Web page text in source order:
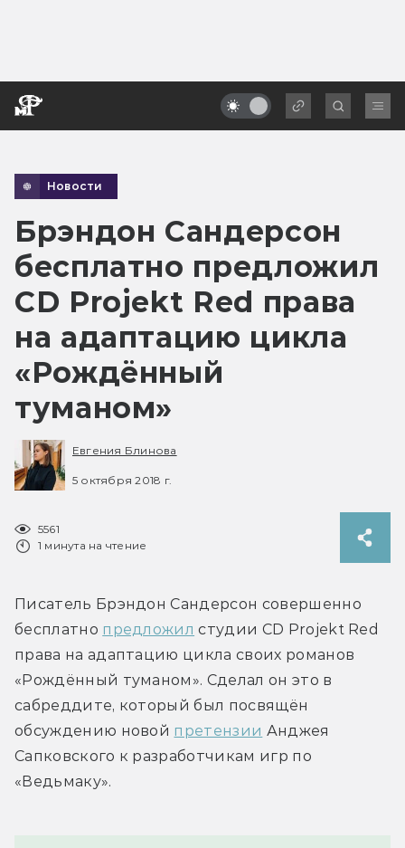
Новости
Брэндон Сандерсон
бесплатно предложил
CD Projekt Red права
на адаптацию цикла
«Рождённый
туманом»
Евгения Блинова
5 октября 2018 г.
5561
1 минута на чтение
Писатель Брэндон Сандерсон совершенно
бесплатно предложил студии CD Projekt Red
права на адаптацию цикла своих романов
«Рождённый туманом». Сделал он это в
сабреддите, который был посвящён
обсуждению новой претензии Анджея
Сапковского к разработчикам игр по
«Ведьмаку».